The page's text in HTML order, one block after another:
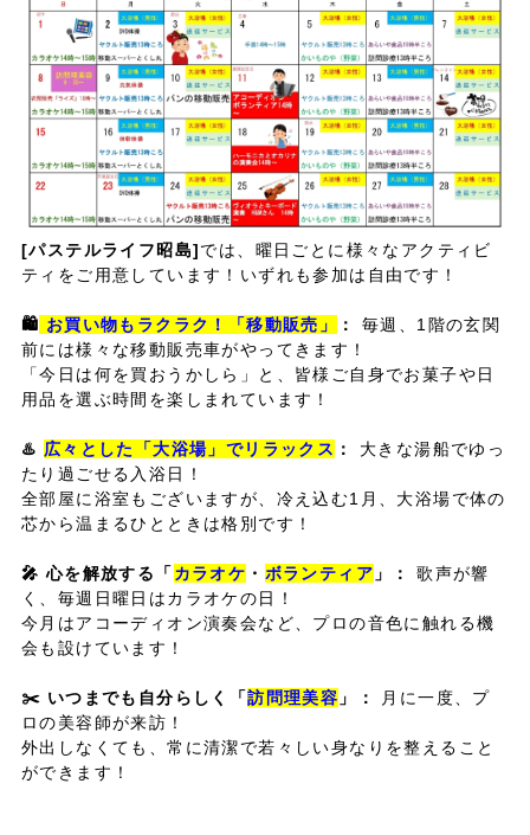
[パステルライフ昭島]では、曜日ごとに様々なアクティビ
ティをご用意しています！いずれも参加は自由です！
🛍️ お買い物もラクラク！「移動販売」 ：
毎週、1階の玄関
前には様々な移動販売車がやってきます！
「今日は何を買おうかしら」と、皆様ご自身でお菓子や日
用品を選ぶ時間を楽しまれています！
♨️ 広々とした「大浴場」でリラックス ：
大きな湯船でゆっ
たり過ごせる入浴日！
全部屋に浴室もございますが、冷え込む1月、大浴場で体の
芯から温まるひとときは格別です！
🎤 心を解放する「カラオケ ・ ボランティア 」：
歌声が響
く、 毎週日曜日はカラオケの日！
今月はアコーディオン演奏会など、プロの音色に触れる機
会も設けています！
✂️ いつまでも自分らしく「訪問理美容 」：
月に一度、プ
ロの美容師が来訪！
外出しなくても、常に清潔で若々しい身なりを整えること
ができます！